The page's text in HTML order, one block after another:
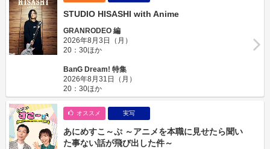
STUDIO HISASHI with Anime
GRANRODEO 編
2026年8月3日（月）
20：30ほか
BanG Dream! 特集
2026年8月31日（月）
20：30ほか
オススメ 実写
あにめすこ～ぷ ～アニメを本職に見せたら聞い
た事ない話が飛び出した件～